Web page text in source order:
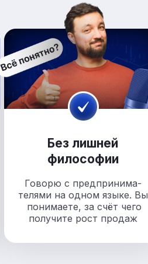
Говорю с предпринима-
телями на одном языке. Вы
понимаете, за счёт чего
получите рост продаж
Без лишней
философии